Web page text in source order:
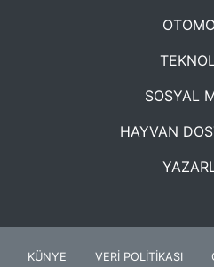
SOSYAL
HAYVAN
KÜNYE VERİ POLİTİKASI